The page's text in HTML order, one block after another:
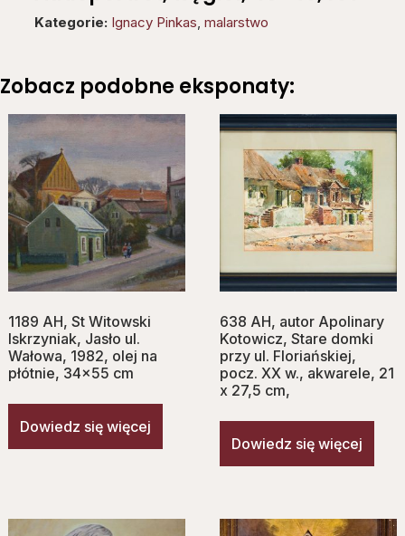
Kategorie: Ignacy Pinkas, malarstwo
Zobacz podobne eksponaty:
1189 AH, St Witowski
Iskrzyniak, Jasło ul.
Wałowa, 1982, olej na
płótnie, 34×55 cm
Dowiedz się więcej
638 AH, autor Apolinary
Kotowicz, Stare domki
przy ul. Floriańskiej,
pocz. XX w., akwarele, 21
x 27,5 cm,
Dowiedz się więcej